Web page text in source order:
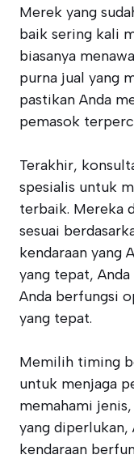
Merek yang
baik sering kali
biasanya
purna jual yang
pastikan Anda
pemasok
Terakhir,
spesialis untuk
terbaik. Mereka
sesuai
kendaraan yang
yang tepat,
Anda berfungsi
yang tepat.
Memilih timing
untuk menjaga
memahami
yang diperlukan,
kendaraan